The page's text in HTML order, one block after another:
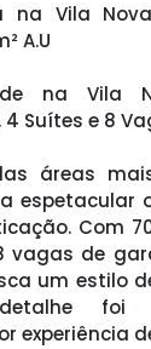
na Vila
A.U
na Vila
Suítes e 8
áreas
espetacular
Com
vagas de
um estilo
foi
experiência